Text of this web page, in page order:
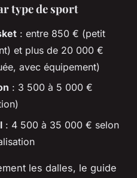
type de sport
: entre 850 € (petit
et plus de 20 000 €
avec équipement)
: 3 500 à 5 000 €
: 4 500 à 35 000 € selon
les dalles, le guide